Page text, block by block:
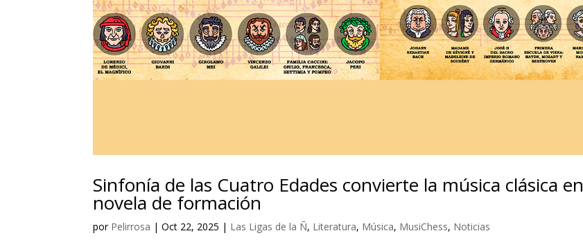
Sinfonía de las Cuatro Edades convierte la música clásica en
novela de formación
por Pelirrosa |Oct 22, 2025 | Las Ligas de la Ñ, Literatura, Música, MusiChess, Noticias